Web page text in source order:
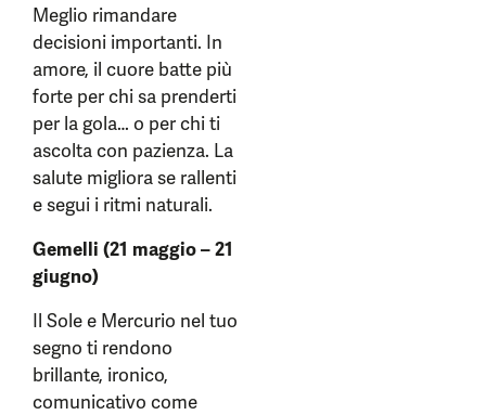
Meglio rimandare
decisioni importanti. In
amore, il cuore batte più
forte per chi sa prenderti
per la gola… o per chi ti
ascolta con pazienza. La
salute migliora se rallenti
e segui i ritmi naturali.
Gemelli (21 maggio – 21
giugno)
Il Sole e Mercurio nel tuo
segno ti rendono
brillante, ironico,
comunicativo come